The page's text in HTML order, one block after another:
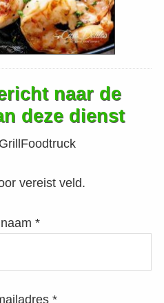
naar de
deze dienst
vereist veld.
*
*